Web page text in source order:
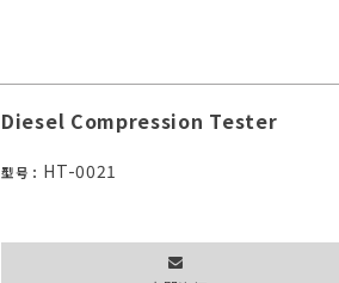
Diesel Compression Tester
型号： HT-0021